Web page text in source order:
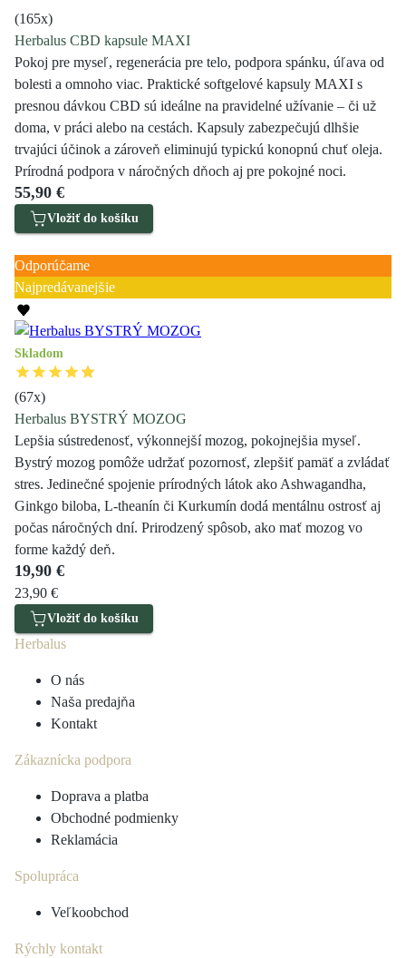
(165x)
Herbalus CBD kapsule MAXI
Pokoj pre myseľ, regenerácia pre telo, podpora spánku, úľava od
bolesti a omnoho viac. Praktické softgelové kapsuly MAXI s
presnou dávkou CBD sú ideálne na pravidelné užívanie – či už
doma, v práci alebo na cestách. Kapsuly zabezpečujú dlhšie
trvajúci účinok a zároveň eliminujú typickú konopnú chuť oleja.
Prírodná podpora v náročných dňoch aj pre pokojné noci.
55,90 €
Vložiť do košíku
Odporúčame
Najpredávanejšie
Skladom
(67x)
Herbalus BYSTRÝ MOZOG
Lepšia sústredenosť, výkonnejší mozog, pokojnejšia myseľ.
Bystrý mozog pomôže udržať pozornosť, zlepšiť pamäť a zvládať
stres. Jedinečné spojenie prírodných látok ako Ashwagandha,
Ginkgo biloba, L-theanín či Kurkumín dodá mentálnu ostrosť aj
počas náročných dní. Prirodzený spôsob, ako mať mozog vo
forme každý deň.
19,90 €
23,90 €
Vložiť do košíku
Herbalus
O nás
Naša predajňa
Kontakt
Zákaznícka podpora
Doprava a platba
Obchodné podmienky
Reklamácia
Spolupráca
Veľkoobchod
Rýchly kontakt